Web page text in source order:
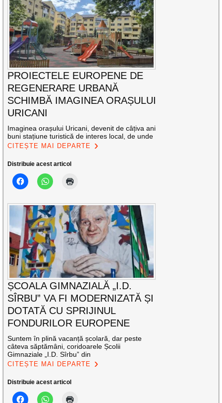
PROIECTELE EUROPENE DE
REGENERARE URBANĂ
SCHIMBĂ IMAGINEA ORAȘULUI
URICANI
Imaginea orașului Uricani, devenit de câțiva ani
buni stațiune turistică de interes local, de unde
CITEȘTE MAI DEPARTE
Distribuie acest articol
ȘCOALA GIMNAZIALĂ „I.D.
SÎRBU” VA FI MODERNIZATĂ ȘI
DOTATĂ CU SPRIJINUL
FONDURILOR EUROPENE
Suntem în plină vacanță școlară, dar peste
câteva săptămâni, coridoarele Școlii
Gimnaziale „I.D. Sîrbu” din
CITEȘTE MAI DEPARTE
Distribuie acest articol